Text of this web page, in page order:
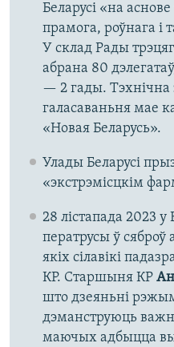
Беларусі «на
прамога, роўнага і
У склад Рады
абрана 80
— 2 гады. Тэхнічна
галасаваньня мае
«Новая Беларусь».
Улады Беларусі
«экстрэмісцкім
28 лістапада 2023 у
ператрусы ў сяброў
якіх сілавікі
КР. Старшыня КР
што дзеяньні
дэманструюць
маючых адбыцца